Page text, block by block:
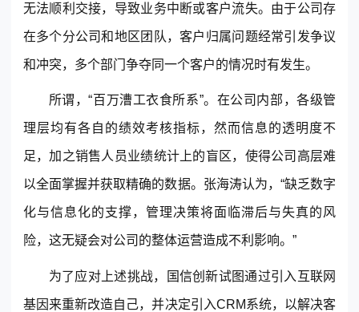
无法顺利交接，导致业务中断或客户流失。由于公司存
在多个分公司和地区团队，客户归属问题经常引发争议
和冲突，多个部门争夺同一个客户的情况时有发生。
所谓，“百万漕工衣食所系”。在公司内部，各级管
理层均有各自的绩效考核指标，然而信息的透明度不
足，加之销售人员业绩统计上的盲区，使得公司高层难
以全面掌握并获取精确的数据。张海涛认为，“缺乏数字
化与信息化的支撑，管理决策将面临滞后与失真的风
险，这无疑会对公司的整体运营造成不利影响。”
为了应对上述挑战，国信创新试图通过引入互联网
基因来重新改造自己，并决定引入CRM系统，以解决客